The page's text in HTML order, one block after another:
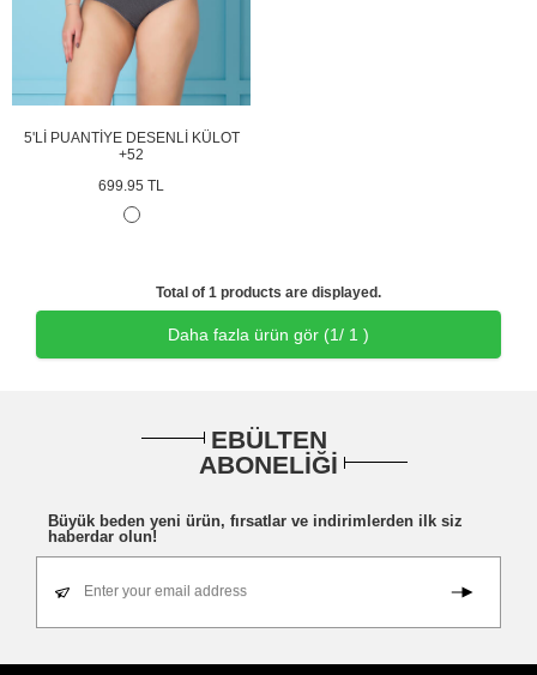
5'Lİ PUANTİYE DESENLİ KÜLOT
+52
699.95 TL
Total of 1 products are displayed.
Daha fazla ürün gör (1/ 1 )
EBÜLTEN
ABONELİĞİ
Büyük beden yeni ürün, fırsatlar ve indirimlerden ilk siz
haberdar olun!
Enter your email address